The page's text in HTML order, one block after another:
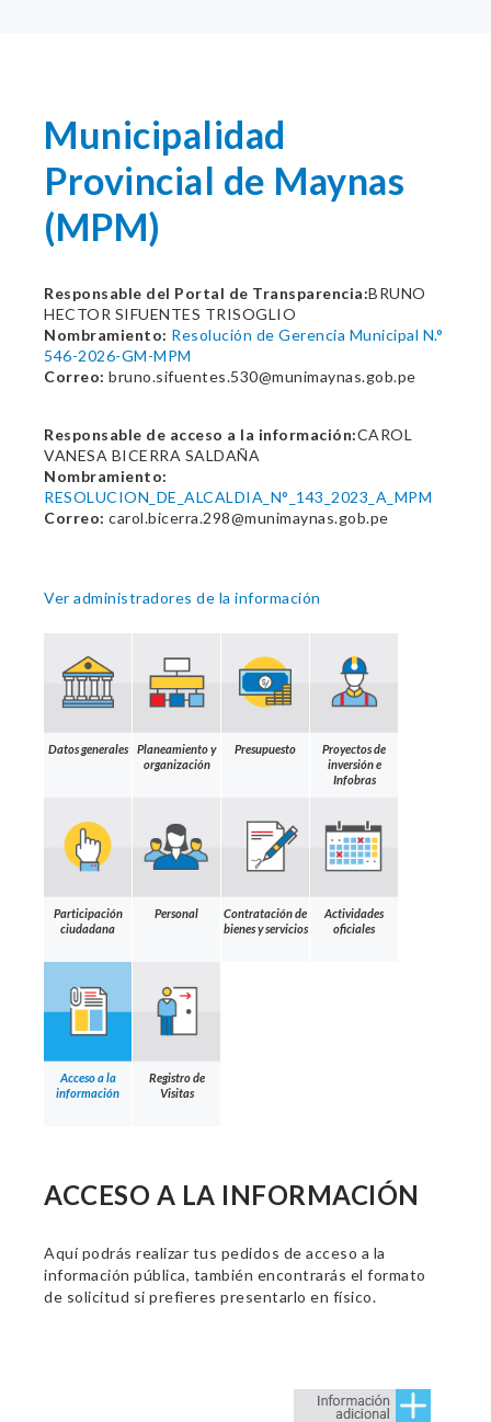
Municipalidad
Provincial de Maynas
(MPM)
Responsable del Portal de Transparencia:BRUNO
HECTOR SIFUENTES TRISOGLIO
Nombramiento: Resolución de Gerencia Municipal N.°
546-2026-GM-MPM
Correo: bruno.sifuentes.530@munimaynas.gob.pe
Responsable de acceso a la información:CAROL
VANESA BICERRA SALDAÑA
Nombramiento:
RESOLUCION_DE_ALCALDIA_N°_143_2023_A_MPM
Correo: carol.bicerra.298@munimaynas.gob.pe
Ver administradores de la información
Datos generales
Planeamiento y
organización
Presupuesto
Proyectos de
inversión e
Infobras
Participación
ciudadana
Personal
Contratación de
bienes y servicios
Actividades
oficiales
Acceso a la
información
Registro de
Visitas
ACCESO A LA INFORMACIÓN
Aquí podrás realizar tus pedidos de acceso a la
información pública, también encontrarás el formato
de solicitud si prefieres presentarlo en físico.